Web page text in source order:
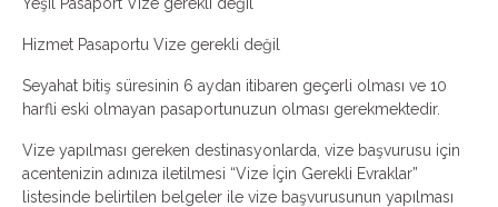
Hizmet Pasaportu Vize gerekli değil
Seyahat bitiş süresinin 6 aydan itibaren geçerli olması ve 10
harfli eski olmayan pasaportunuzun olması gerekmektedir.
Vize yapılması gereken destinasyonlarda, vize başvurusu için
acentenizin adınıza iletilmesi “Vize İçin Gerekli Evraklar”
listesinde belirtilen belgeler ile vize başvurusunun yapılması